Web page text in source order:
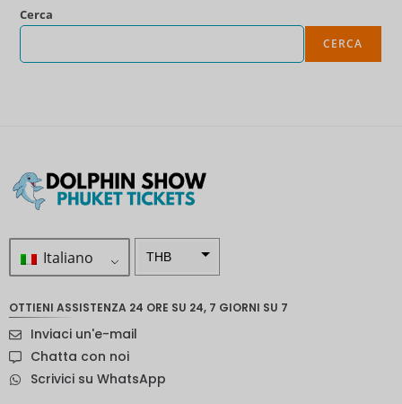
Cerca
CERCA
Italiano THB
neozelan
OTTIENI ASSISTENZA 24 ORE SU 24, 7 GIORNI SU 7
Inviaci un'e-mail
Chatta con noi
Scrivici su WhatsApp